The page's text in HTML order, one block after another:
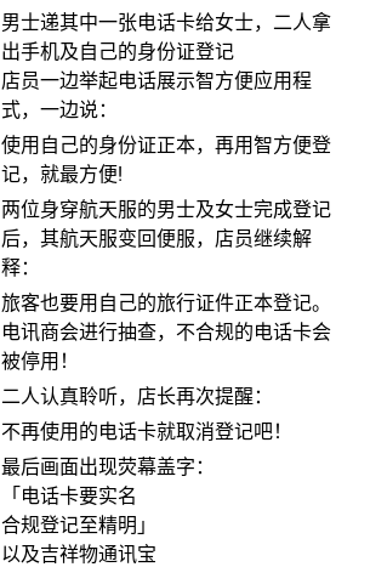
男士递其中一张电话卡给女士，二人拿
出手机及自己的身份证登记
店员一边举起电话展示智方便应用程
式，一边说：
使用自己的身份证正本，再用智方便登
记，就最方便!
两位身穿航天服的男士及女士完成登记
后，其航天服变回便服，店员继续解
释：
旅客也要用自己的旅行证件正本登记。
电讯商会进行抽查，不合规的电话卡会
被停用！
二人认真聆听，店长再次提醒：
不再使用的电话卡就取消登记吧！
最后画面出现荧幕盖字：
「电话卡要实名
合规登记至精明」
以及吉祥物通讯宝